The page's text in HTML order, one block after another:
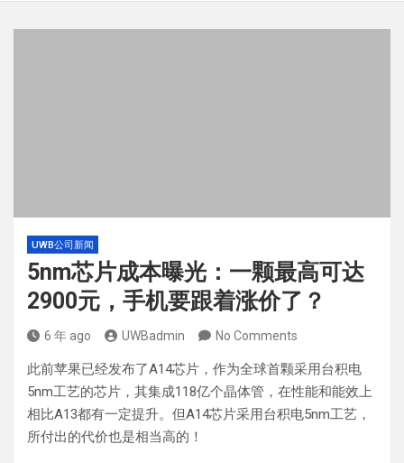
UWB公司新闻
5nm芯片成本曝光：一颗最高可达
2900元，手机要跟着涨价了？
6 年 ago UWBadmin No Comments
此前苹果已经发布了A14芯片，作为全球首颗采用台积电
5nm工艺的芯片，其集成118亿个晶体管，在性能和能效上
相比A13都有一定提升。但A14芯片采用台积电5nm工艺，
所付出的代价也是相当高的！